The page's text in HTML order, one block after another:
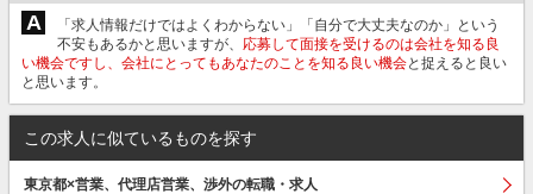
A
「求人情報だけではよくわからない」「自分で大丈夫なのか」という
不安もあるかと思いますが、 応募して面接を受けるのは会社を知る良
い機会ですし、会社にとってもあなたのことを知る良い機会と捉えると良い
と思います。
この求人に似ているものを探す
東京都×営業、代理店営業、渉外の転職・求人